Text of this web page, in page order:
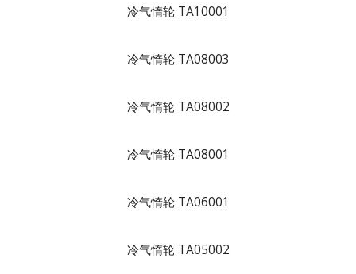
冷气惰轮 TA10001
冷气惰轮 TA08003
冷气惰轮 TA08002
冷气惰轮 TA08001
冷气惰轮 TA06001
冷气惰轮 TA05002